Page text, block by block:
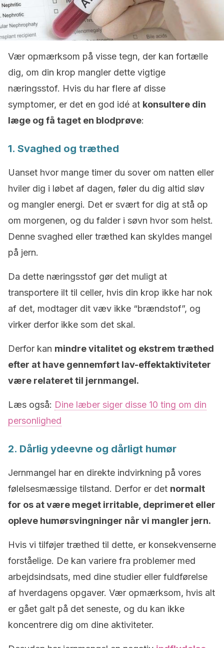
Vær opmærksom på visse tegn, der kan fortælle
dig, om din krop mangler dette vigtige
næringsstof. Hvis du har flere af disse
symptomer, er det en god idé at konsultere din
læge og få taget en blodprøve:
1. Svaghed og træthed
Uanset hvor mange timer du sover om natten eller
hviler dig i løbet af dagen, føler du dig altid sløv
og mangler energi. Det er svært for dig at stå op
om morgenen, og du falder i søvn hvor som helst.
Denne svaghed eller træthed kan skyldes mangel
på jern.
Da dette næringsstof gør det muligt at
transportere ilt til celler, hvis din krop ikke har nok
af det, modtager dit væv ikke “brændstof”, og
virker derfor ikke som det skal.
Derfor kan mindre vitalitet og ekstrem træthed
efter at have gennemført lav-effektaktiviteter
være relateret til jernmangel.
Læs også: Dine læber siger disse 10 ting om din
personlighed
2. Dårlig ydeevne og dårligt humør
Jernmangel har en direkte indvirkning på vores
følelsesmæssige tilstand. Derfor er det normalt
for os at være meget irritable, deprimeret eller
opleve humørsvingninger når vi mangler jern.
Hvis vi tilføjer træthed til dette, er konsekvenserne
forståelige. De kan variere fra problemer med
arbejdsindsats, med dine studier eller fuldførelse
af hverdagens opgaver. Vær opmærksom, hvis alt
er gået galt på det seneste, og du kan ikke
koncentrere dig om dine aktiviteter.